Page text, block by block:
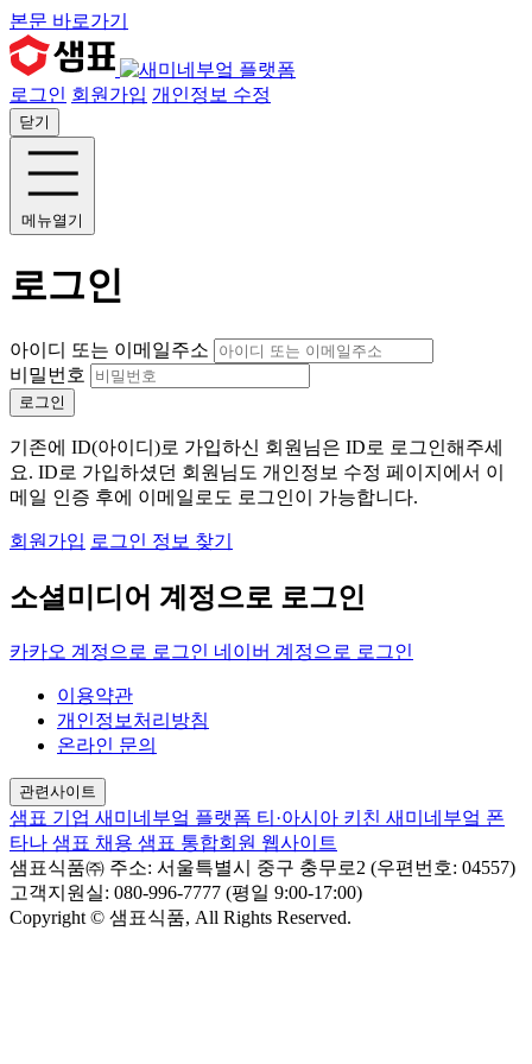
본문 바로가기
로그인 회원가입 개인정보 수정
닫기
메뉴열기
로그인
아이디 또는 이메일주소
비밀번호
로그인
기존에 ID(아이디)로 가입하신 회원님은 ID로 로그인해주세
요. ID로 가입하셨던 회원님도 개인정보 수정 페이지에서 이
메일 인증 후에 이메일로도 로그인이 가능합니다.
회원가입 로그인 정보 찾기
소셜미디어 계정으로 로그인
카카오 계정으로 로그인 네이버 계정으로 로그인
이용약관
개인정보처리방침
온라인 문의
관련사이트
샘표 기업 새미네부엌 플랫폼 티·아시아 키친 새미네부엌 폰
타나 샘표 채용 샘표 통합회원 웹사이트
샘표식품㈜ 주소: 서울특별시 중구 충무로2 (우편번호: 04557)
고객지원실: 080-996-7777 (평일 9:00-17:00)
Copyright © 샘표식품, All Rights Reserved.